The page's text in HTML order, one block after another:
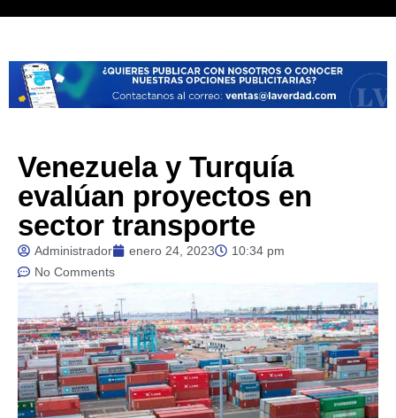
Venezuela y Turquía
evalúan proyectos en
sector transporte
Administrador enero 24, 2023
10:34 pm
No Comments